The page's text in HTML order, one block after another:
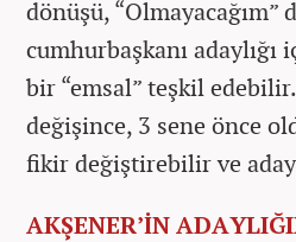
dönüşü, “Olmayacağım”
cumhurbaşkanı adaylığı
bir “emsal” teşkil
değişince, 3 sene önce
fikir değiştirebilir ve
AKŞENER’İN